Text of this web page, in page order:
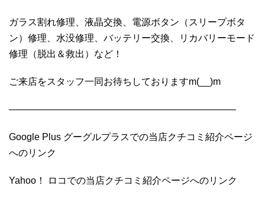
ガラス割れ修理、液晶交換、電源ボタン（スリープボタ
ン）修理、水没修理、バッテリー交換、リカバリーモード
修理（脱出＆救出）など！
ご来店をスタッフ一同お待ちしておりますm(__)m
————————————————————————
Google Plus グーグルプラスでの当店クチコミ紹介ページ
へのリンク
Yahoo！ ロコでの当店クチコミ紹介ページへのリンク